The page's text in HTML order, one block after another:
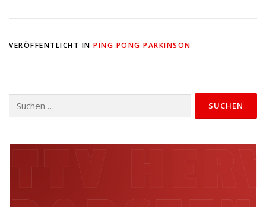
VERÖFFENTLICHT IN PING PONG PARKINSON
nach: